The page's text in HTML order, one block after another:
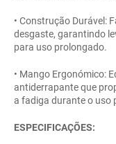
• Construção Durável:
desgaste, garantindo
para uso prolongado.
• Mango Ergonómico:
antiderrapante que
a fadiga durante o uso
ESPECIFICAÇÕES: